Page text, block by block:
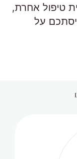
טיפול אחרת,
על